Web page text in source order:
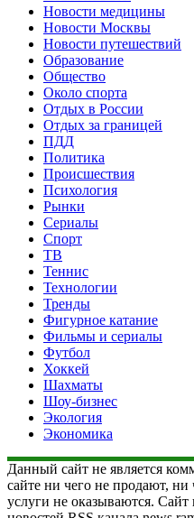
Новости медицины
Новости Москвы
Новости путешествий
Образование
Общество
Около спорта
Отдых в России
Отдых за границей
ПДД
Политика
Происшествия
Психология
Рынки
Сериалы
Спорт
ТВ
Теннис
Технологии
Тренды
Фигурное катание
Фильмы и сериалы
Футбол
Хоккей
Шахматы
Шоу-бизнес
Экология
Экономика
Данный сайт не является
сайте ни чего не продают,
услуги не оказываются. Сайт